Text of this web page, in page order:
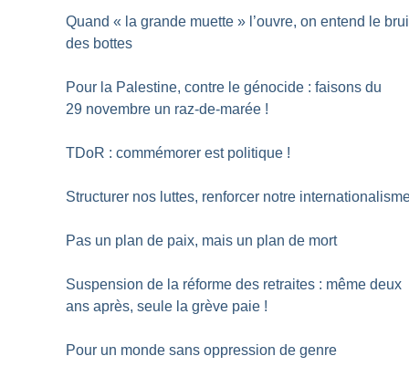
Quand « la grande muette » l’ouvre, on entend le
des bottes
Pour la Palestine, contre le génocide : faisons du
29 novembre un raz-de-marée !
TDoR : commémorer est politique !
Structurer nos luttes, renforcer notre
Pas un plan de paix, mais un plan de mort
Suspension de la réforme des retraites : même deux
ans après, seule la grève paie !
Pour un monde sans oppression de genre